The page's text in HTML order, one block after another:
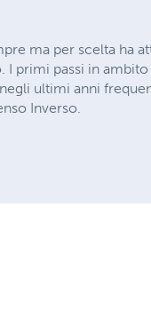
ma per scelta ha
I primi passi in ambito
ultimi anni
Inverso.